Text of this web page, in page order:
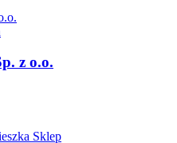
z o.o.